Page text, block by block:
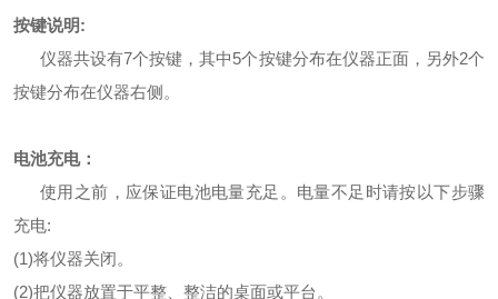
按键说明:
仪器共设有7个按键，其中5个按键分布在仪器正面，另外2个
按键分布在仪器右侧。
电池充电：
使用之前，应保证电池电量充足。电量不足时请按以下步骤
充电:
(1)将仪器关闭。
(2)把仪器放置于平整、整洁的桌面或平台。